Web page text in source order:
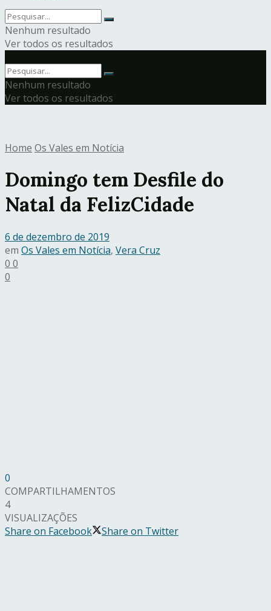
Nenhum resultado
Ver todos os resultados
Nenhum resultado
Ver todos os resultados
Home Os Vales em Notícia
Domingo tem Desfile do
Natal da FelizCidade
6 de dezembro de 2019
em Os Vales em Notícia, Vera Cruz
0 0
0
0
COMPARTILHAMENTOS
4
VISUALIZAÇÕES
Share on Facebook
Share on Twitter